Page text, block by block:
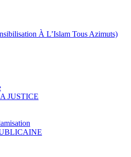
À L’Islam Tous Azimuts)
JUSTICE